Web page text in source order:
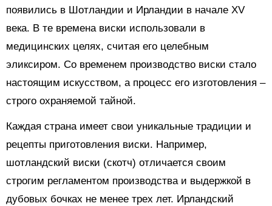
появились в Шотландии и Ирландии в начале XV
века. В те времена виски использовали в
медицинских целях, считая его целебным
эликсиром. Со временем производство виски стало
настоящим искусством, а процесс его изготовления –
строго охраняемой тайной.
Каждая страна имеет свои уникальные традиции и
рецепты приготовления виски. Например,
шотландский виски (скотч) отличается своим
строгим регламентом производства и выдержкой в
дубовых бочках не менее трех лет. Ирландский